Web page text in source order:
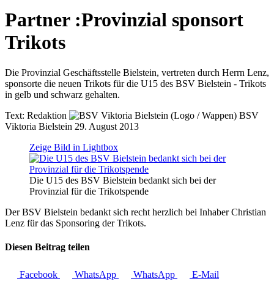
Partner :Provinzial sponsort
Trikots
Die Provinzial Geschäftsstelle Bielstein, vertreten durch Herrn Lenz,
sponsorte die neuen Trikots für die U15 des BSV Bielstein - Trikots
in gelb und schwarz gehalten.
Text: Redaktion
BSV
Viktoria Bielstein 29. August 2013
Zeige Bild in Lightbox
Die U15 des BSV Bielstein bedankt sich bei der
Provinzial für die Trikotspende
Der BSV Bielstein bedankt sich recht herzlich bei Inhaber Christian
Lenz für das Sponsoring der Trikots.
Diesen Beitrag teilen
Facebook WhatsApp WhatsApp E-Mail